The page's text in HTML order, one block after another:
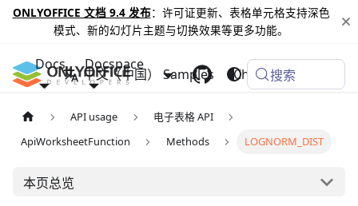
ONLYOFFICE 文档 9.4 发布：许可证更新、表格单元格支持深色
模式、新的幻灯片主题与切换效果等更多功能。
Docs Docspace
Samples Changelog
中文（中国） 搜索
API usage
电子表格 API
ApiWorksheetFunction
Methods LOGNORM_DIST
本页总览